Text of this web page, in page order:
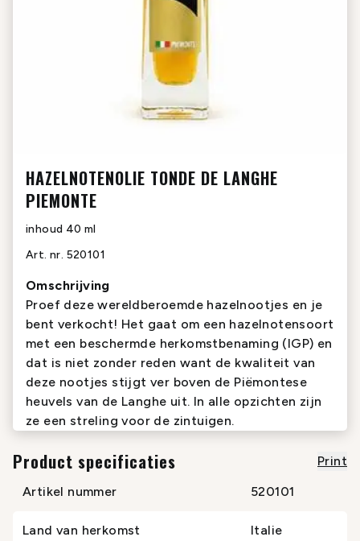
HAZELNOTENOLIE TONDE DE LANGHE
PIEMONTE
inhoud 40 ml
Art. nr. 520101
Omschrijving
Proef deze wereldberoemde hazelnootjes en je
bent verkocht! Het gaat om een hazelnotensoort
met een beschermde herkomstbenaming (IGP) en
dat is niet zonder reden want de kwaliteit van
deze nootjes stijgt ver boven de Piëmontese
heuvels van de Langhe uit. In alle opzichten zijn
ze een streling voor de zintuigen.
Product specificaties
Print
Artikel nummer
520101
Land van herkomst Italie